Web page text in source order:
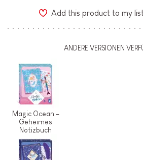
Add this product to my
ANDERE VERSIONEN
Magic Ocean –
Geheimes
Notizbuch